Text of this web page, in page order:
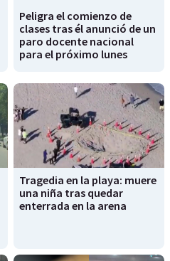
Peligra el comienzo de
clases tras él anunció de un
paro docente nacional
para el próximo lunes
Tragedia en la playa: muere
una niña tras quedar
enterrada en la arena